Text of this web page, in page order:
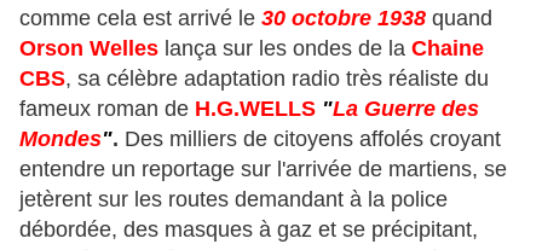
comme cela est arrivé le 30 octobre 1938 quand
Orson Welles lança sur les ondes de la Chaine
CBS, sa célèbre adaptation radio très réaliste du
fameux roman de H.G.WELLS "La Guerre des
Mondes". Des milliers de citoyens affolés croyant
entendre un reportage sur l'arrivée de martiens, se
jetèrent sur les routes demandant à la police
débordée, des masques à gaz et se précipitant,